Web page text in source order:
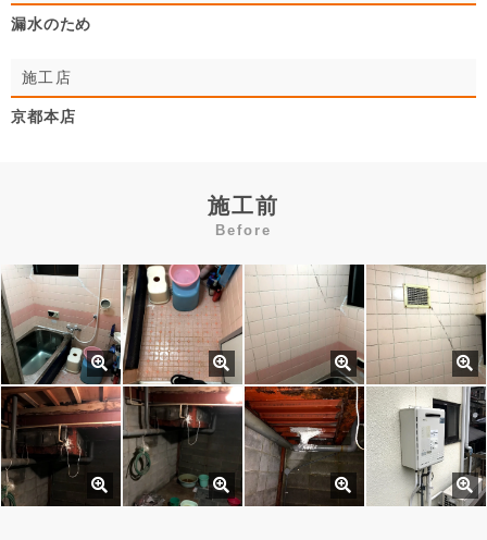
漏水のため
施工店
京都本店
施工前
Before